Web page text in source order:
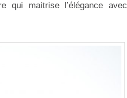
qui maitrise l’élégance avec